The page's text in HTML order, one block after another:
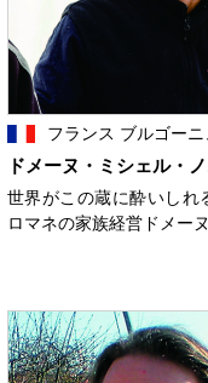
フランス ブルゴーニ
ドメーヌ・ミシェル・
世界がこの蔵に酔いしれ
ロマネの家族経営ドメーヌ